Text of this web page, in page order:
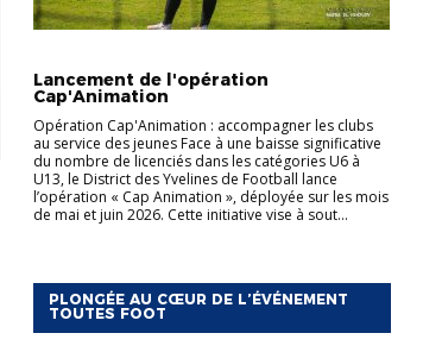
Lancement de l'opération
Cap'Animation
Opération Cap'Animation : accompagner les clubs
au service des jeunes Face à une baisse significative
du nombre de licenciés dans les catégories U6 à
U13, le District des Yvelines de Football lance
l’opération « Cap Animation », déployée sur les mois
de mai et juin 2026. Cette initiative vise à sout...
PLONGÉE AU CŒUR DE L’ÉVÉNEMENT
TOUTES FOOT